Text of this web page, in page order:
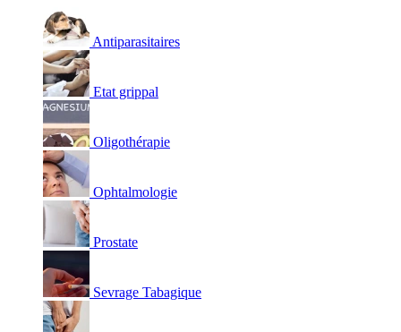
Antiparasitaires
Etat grippal
Oligothérapie
Ophtalmologie
Prostate
Sevrage Tabagique